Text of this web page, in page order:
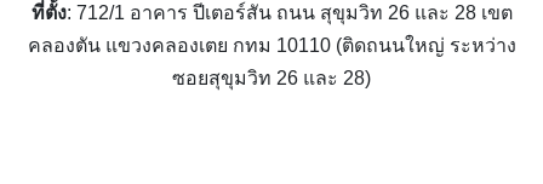
ที่ตั้ง: 712/1 อาคาร ปีเตอร์สัน ถนน สุขุมวิท 26 และ 28 เขต
คลองตัน แขวงคลองเตย กทม 10110 (ติดถนนใหญ่ ระหว่าง
ซอยสุขุมวิท 26 และ 28)